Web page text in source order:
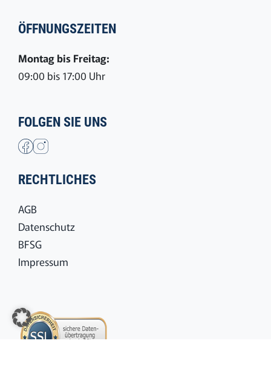
ÖFFNUNGSZEITEN
Montag bis Freitag:
09:00 bis 17:00 Uhr
FOLGEN SIE UNS
RECHTLICHES
AGB
Datenschutz
BFSG
Impressum